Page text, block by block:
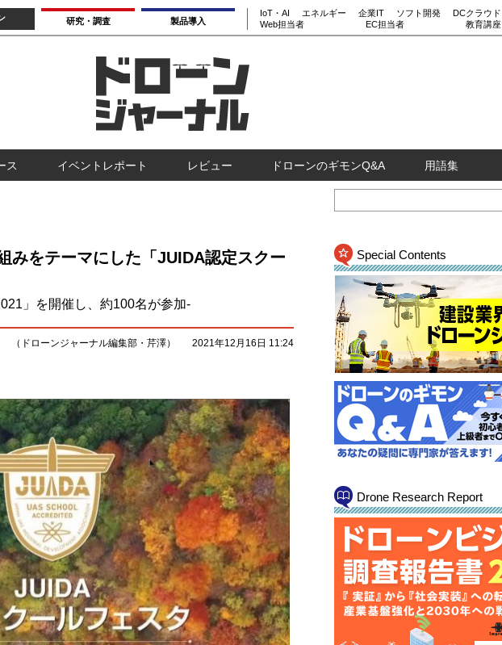
研究・調査 製品導入
IoT・AI エネルギー 企業IT ソフト開発
DCクラウド
Web担当者
EC担当者 教育講座
ス イベントレポート レビュー ドローンのギモンQ&A 用語集
みをテーマにした「JUIDA認定スクー
」を開催し、約100名が参加-
（ドローンジャーナル編集部・芹澤） 2021年12月16日 11:24
Special Contents
Drone Research Report